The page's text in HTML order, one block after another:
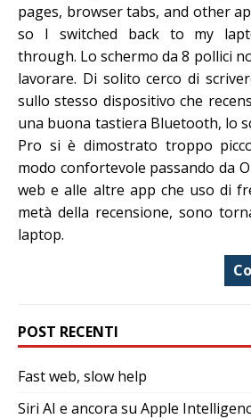
pages, browser tabs, and other
so I switched back to my
through. Lo schermo da 8 pollici
lavorare. Di solito cerco di
sullo stesso dispositivo che
una buona tastiera Bluetooth, lo
Pro si è dimostrato troppo
modo confortevole passando da
web e alle altre app che uso di
metà della recensione, sono
laptop.
POST RECENTI
Fast web, slow help
Siri AI e ancora su Apple